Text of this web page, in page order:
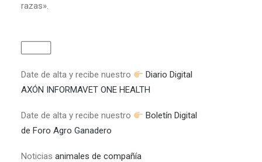
razas».
Date de alta y recibe nuestro
Diario Digital
AXÓN INFORMAVET ONE HEALTH
Date de alta y recibe nuestro
Boletín Digital
de Foro Agro Ganadero
Noticias animales de compañía